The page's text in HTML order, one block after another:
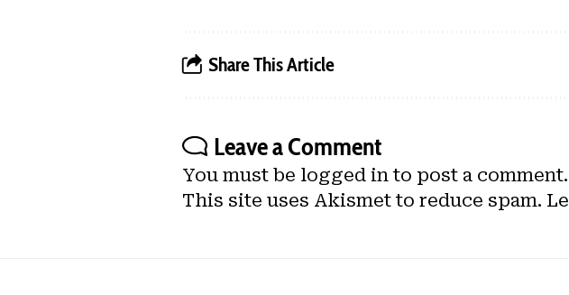
Share This Article
Leave a Comment
You must be logged in to post a comment.
This site uses Akismet to reduce spam.